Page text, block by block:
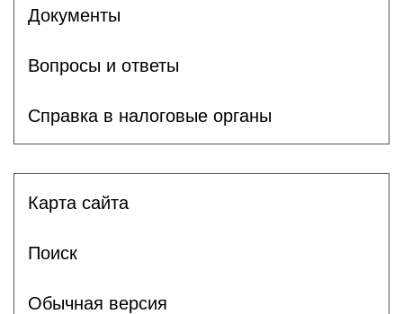
Документы
Вопросы и ответы
Справка в налоговые органы
Карта сайта
Поиск
Обычная версия